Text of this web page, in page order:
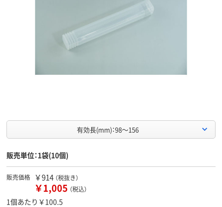
有効長(mm)：98～156
販売単位：1袋(10個)
販売価格 ￥914 （税抜き）
￥1,005 （税込）
1個あたり￥100.5